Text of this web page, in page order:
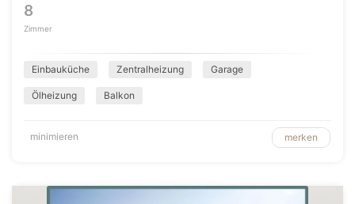
8
Zimmer
Einbauküche Zentralheizung Garage
Ölheizung Balkon
minimieren merken